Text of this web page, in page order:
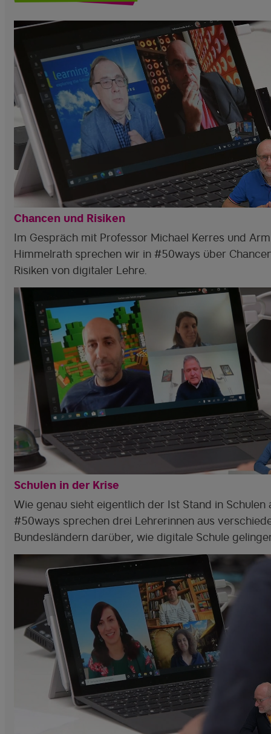
Chancen und Risiken
Im Gespräch mit Professor Michael Kerres und
Himmelrath sprechen wir in #50ways über
Risiken von digitaler Lehre.
Schulen in der Krise
Wie genau sieht eigentlich der Ist Stand in Schulen
#50ways sprechen drei Lehrerinnen aus
Bundesländern darüber, wie digitale Schule